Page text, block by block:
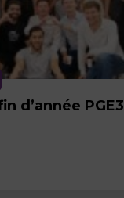
d’année PGE3